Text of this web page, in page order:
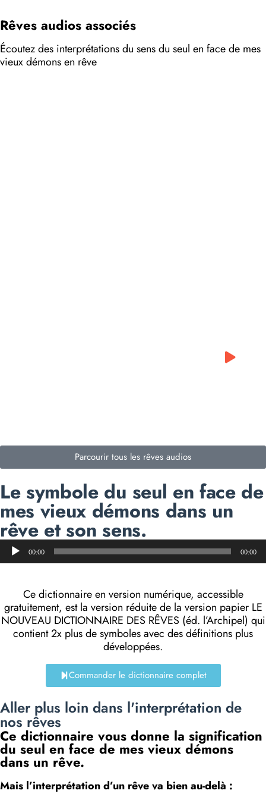
Rêves audios associés
Écoutez des interprétations du sens du seul en face de mes
vieux démons en rêve
Parcourir tous les rêves audios
Le symbole du seul en face de
mes vieux démons dans un
rêve et son sens.
Lecteur
audio00:00 00:00
Ce dictionnaire en version numérique, accessible
gratuitement, est la version réduite de la version papier LE
NOUVEAU DICTIONNAIRE DES RÊVES (éd. l’Archipel) qui
contient 2x plus de symboles avec des définitions plus
développées.
Commander le dictionnaire complet
Aller plus loin dans l'interprétation de
nos rêves
Ce dictionnaire vous donne la signification
du seul en face de mes vieux démons
dans un rêve.
Mais l’interprétation d’un rêve va bien au-delà :